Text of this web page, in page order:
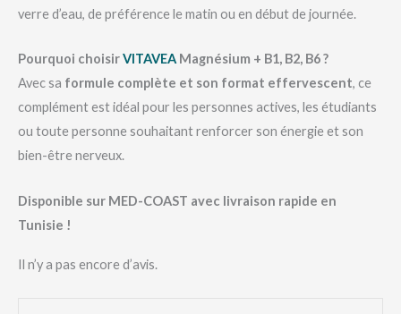
verre d’eau, de préférence le matin ou en début de journée.
Pourquoi choisirVITAVEA Magnésium + B1, B2, B6 ?
Avec sa formule complète et son format effervescent, ce
complément est idéal pour les personnes actives, les étudiants
ou toute personne souhaitant renforcer son énergie et son
bien-être nerveux.
Disponible sur MED-COAST avec livraison rapide en
Tunisie !
Il n’y a pas encore d’avis.